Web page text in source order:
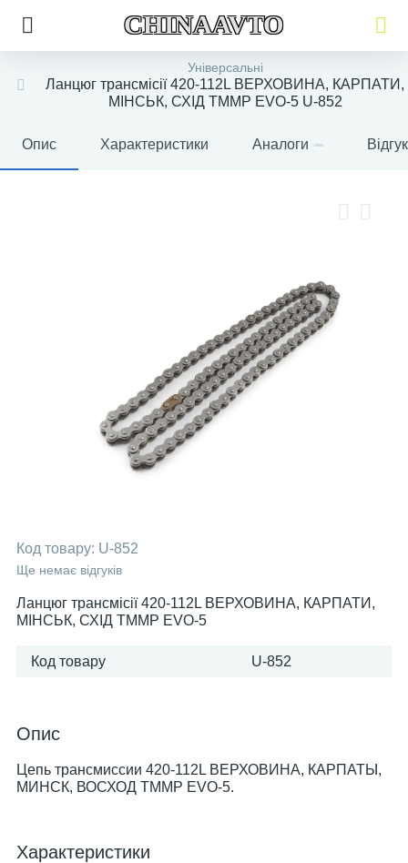
CHINAAVTO
Універсальні
Ланцюг трансмісії 420-112L ВЕРХОВИНА, КАРПАТИ,
МІНСЬК, СХІД TMMP EVO-5 U-852
Опис Характеристики Аналоги
Код товару: U-852
Ще немає відгуків
Ланцюг трансмісії 420-112L ВЕРХОВИНА, КАРПАТИ,
МІНСЬК, СХІД TMMP EVO-5
Код товару U-852
Опис
Цепь трансмиссии 420-112L ВЕРХОВИНА, КАРПАТЫ,
МИНСК, ВОСХОД TMMP EVO-5.
Характеристики